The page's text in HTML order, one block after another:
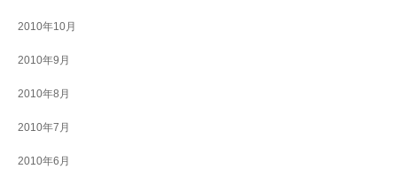
2010年10月
2010年9月
2010年8月
2010年7月
2010年6月